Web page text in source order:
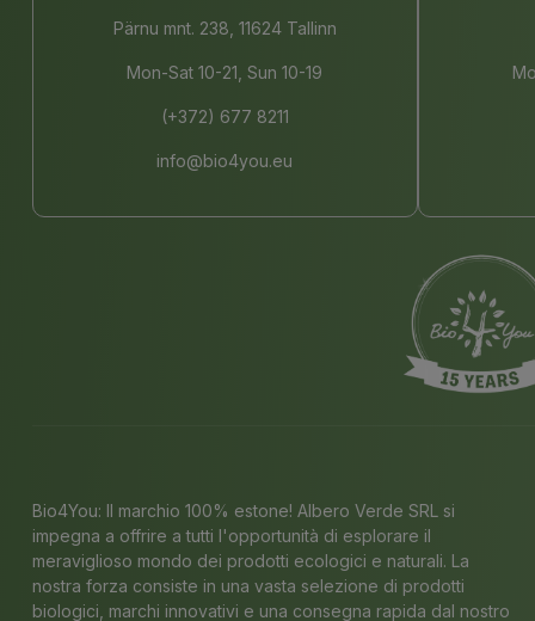
Pärnu mnt. 238, 11624 Tallinn
Mon-Sat 10-21, Sun 10-19
(+372) 677 8211
info@bio4you.eu
Bio4You: Il marchio 100% estone! Albero Verde SRL si
impegna a offrire a tutti l'opportunità di esplorare il
meraviglioso mondo dei prodotti ecologici e naturali. La
nostra forza consiste in una vasta selezione di prodotti
biologici, marchi innovativi e una consegna rapida dal nostro